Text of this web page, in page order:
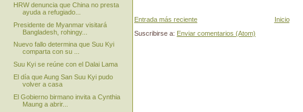
Entrada más reciente
Inicio
Suscribirse a: Enviar comentarios (Atom)
HRW denuncia que China no presta
ayuda a refugiado...
Presidente de Myanmar visitará
Bangladesh, rohingy...
Nuevo fallo determina que Suu Kyi
comparta con su ...
Suu Kyi se reúne con el Dalai Lama
El día que Aung San Suu Kyi pudo
volver a casa
El Gobierno birmano invita a Cynthia
Maung a abrir...